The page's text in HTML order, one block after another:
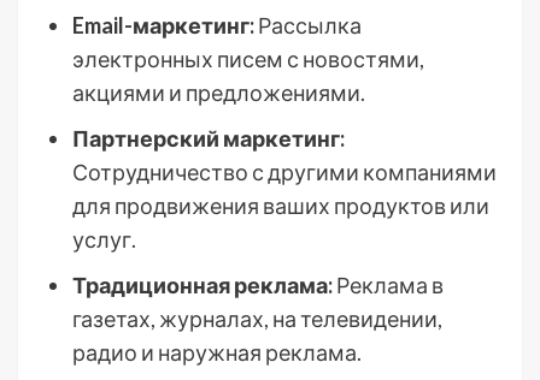
Email-маркетинг:Рассылка
электронных писем с новостями,
акциями и предложениями.
Партнерский маркетинг:
Сотрудничество с другими компаниями
для продвижения ваших продуктов или
услуг.
Традиционная реклама:Реклама в
газетах, журналах, на телевидении,
радио и наружная реклама.